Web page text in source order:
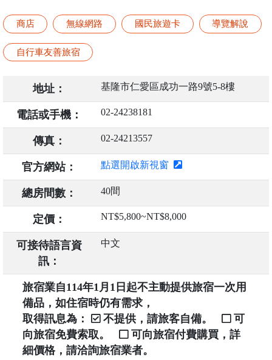
商店 無線網路 國民旅遊卡 導覽解說
自行車友善旅宿
地址： 基隆市仁愛區成功一路9號5-8樓
電話或手機： 02-24238181
傳真： 02-24213557
官方網站： 點選開啟新視窗
總房間數： 40間
定價： NT$5,800~NT$8,000
可接待語言資
訊：
中文
旅宿業自114年1月1日起不主動提供旅宿一次用
備品，如住宿時仍有需求，
取得訊息為：
不提供，請旅客自備。
可
向旅宿免費索取。
可向旅宿付費購買，詳
細價格，請洽詢旅宿業者。